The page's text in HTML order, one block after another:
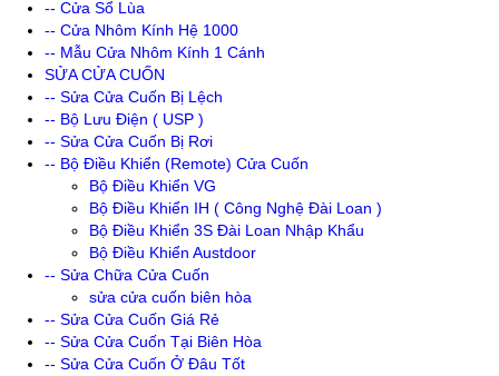
-- Cửa Sổ Lùa
-- Cửa Nhôm Kính Hệ 1000
-- Mẫu Cửa Nhôm Kính 1 Cánh
SỬA CỬA CUỐN
-- Sửa Cửa Cuốn Bị Lệch
-- Bộ Lưu Điện ( USP )
-- Sửa Cửa Cuốn Bị Rơi
-- Bộ Điều Khiển (Remote) Cửa Cuốn
Bộ Điều Khiển VG
Bộ Điều Khiển IH ( Công Nghệ Đài Loan )
Bộ Điều Khiển 3S Đài Loan Nhập Khẩu
Bộ Điều Khiển Austdoor
-- Sửa Chữa Cửa Cuốn
sửa cửa cuốn biên hòa
-- Sửa Cửa Cuốn Giá Rẻ
-- Sửa Cửa Cuốn Tại Biên Hòa
-- Sửa Cửa Cuốn Ở Đâu Tốt